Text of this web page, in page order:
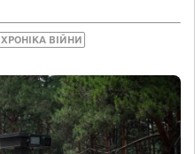
ХРОНІКА ВІЙНИ